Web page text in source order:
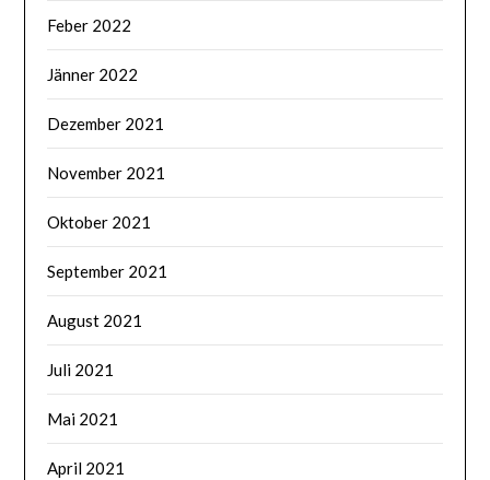
Feber 2022
Jänner 2022
Dezember 2021
November 2021
Oktober 2021
September 2021
August 2021
Juli 2021
Mai 2021
April 2021